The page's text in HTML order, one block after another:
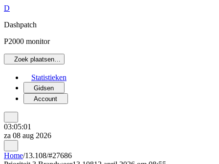
D
Dashpatch
P2000 monitor
Zoek plaatsen…
Statistieken
Gidsen
Account
03:05:01
za 08 aug 2026
Home/13.108/#27686